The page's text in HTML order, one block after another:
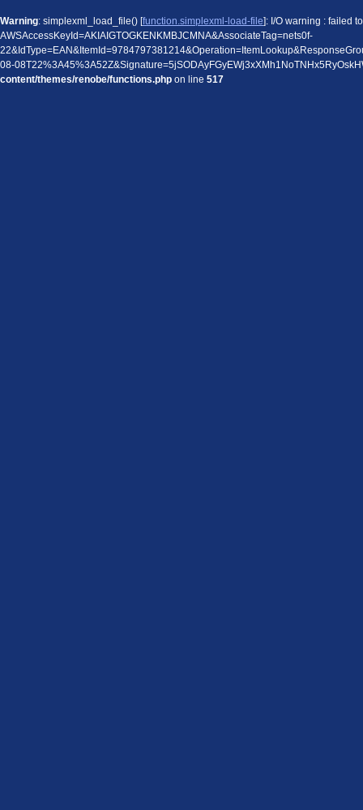
Warning: simplexml_load_file() [function.simplexml-load-file]: I/O warning : failed
AWSAccessKeyId=AKIAIGTOGKENKMBJCMNA&AssociateTag=nets0f-
08-
content/themes/renobe/functions.php on line 517